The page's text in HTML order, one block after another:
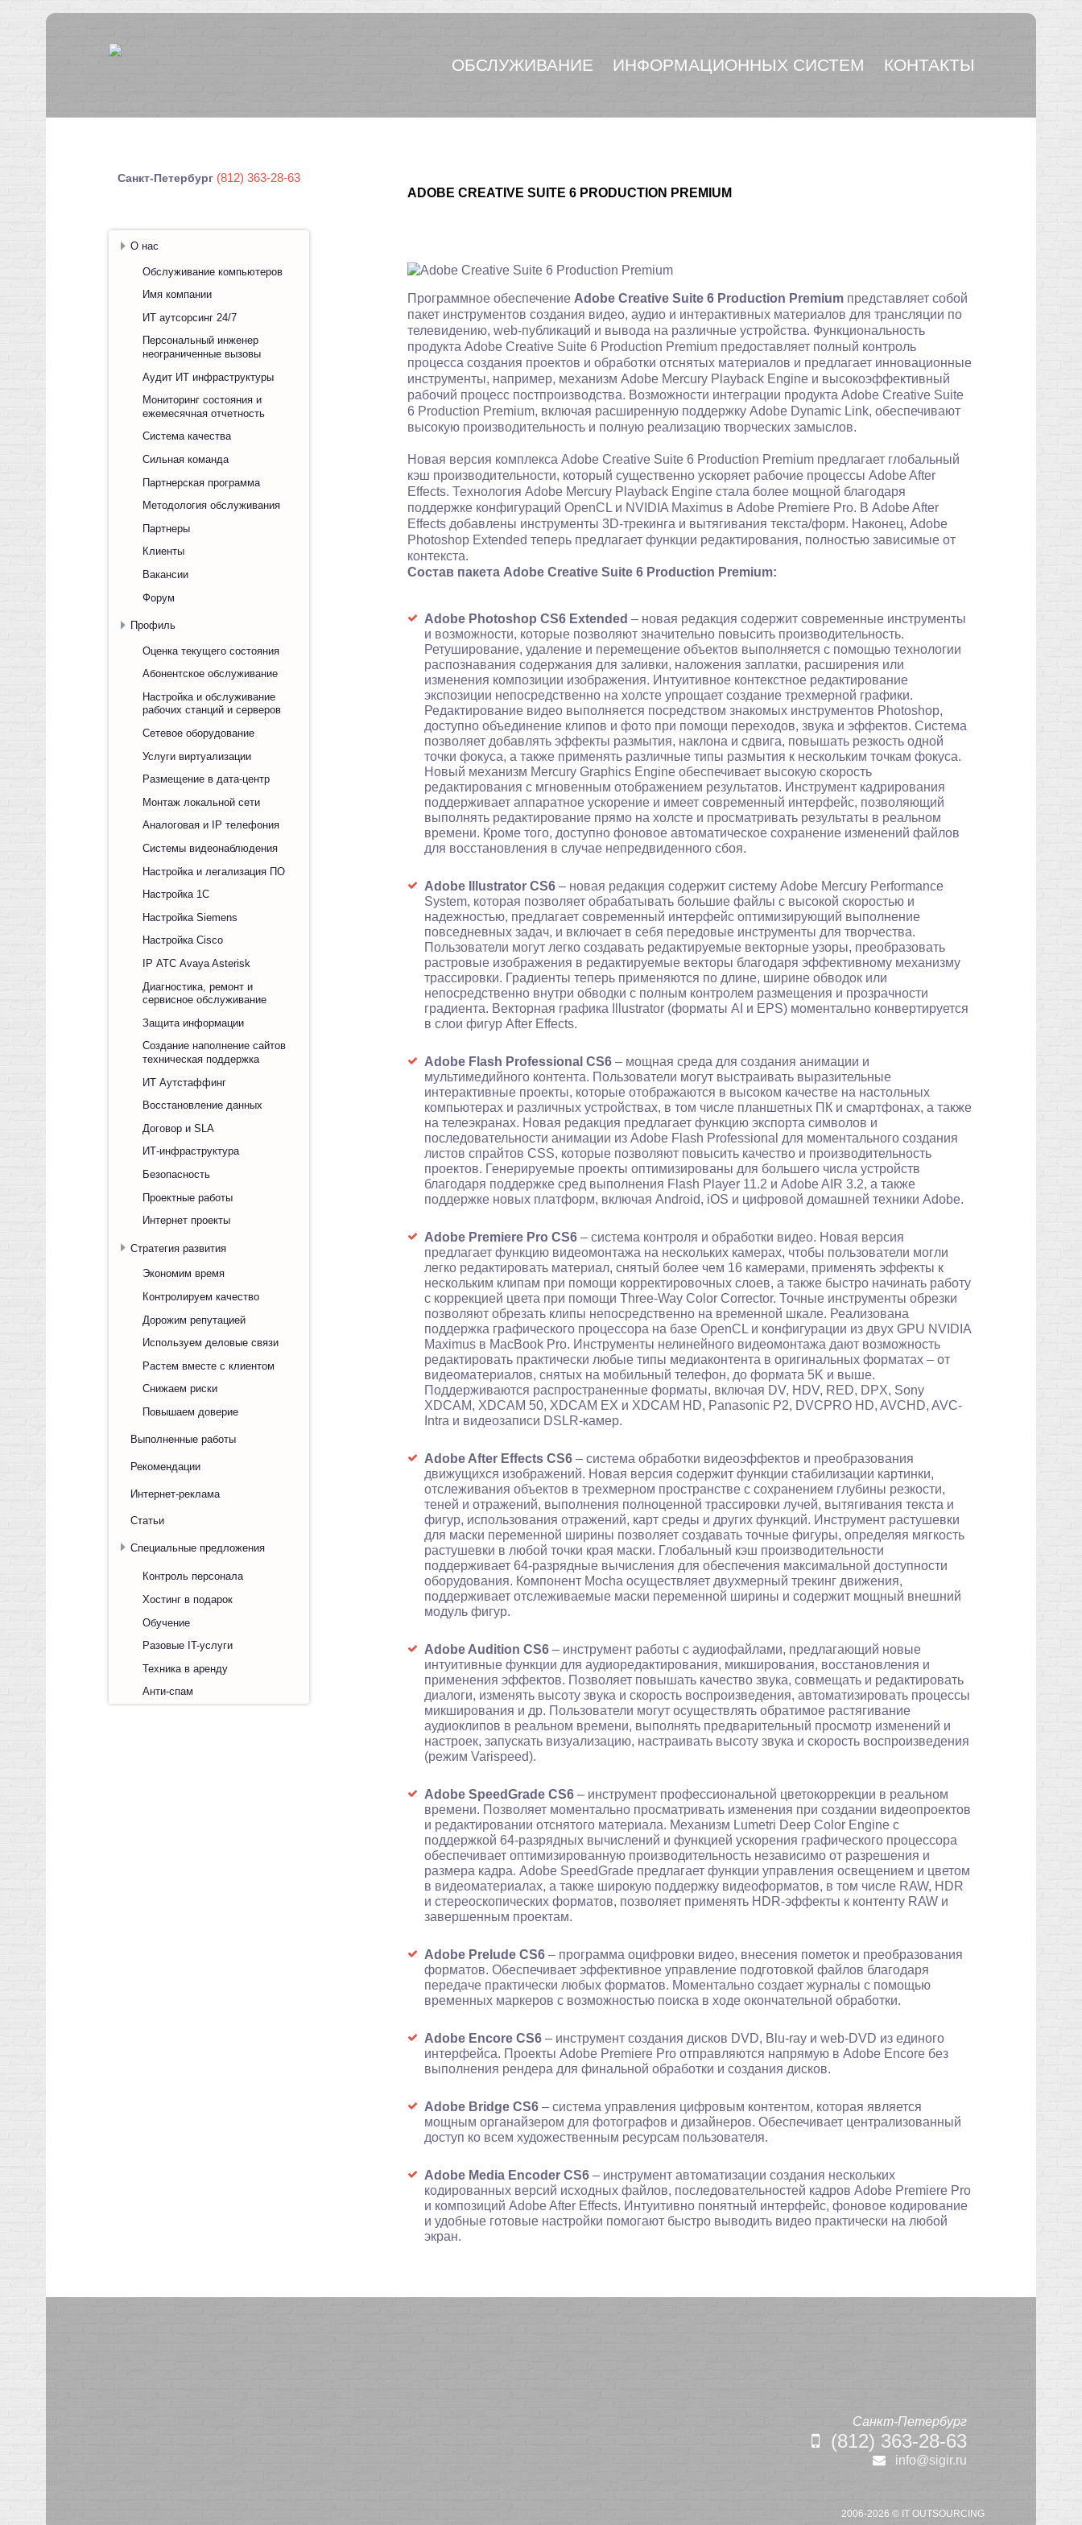
ОБСЛУЖИВАНИЕ ИНФОРМАЦИОННЫХ СИСТЕМ КОНТАКТЫ
ADOBE CREATIVE SUITE 6 PRODUCTION PREMIUM
Программное обеспечение Adobe Creative Suite 6 Production Premiumпредставляет собой
пакет инструментов создания видео, аудио и интерактивных материалов для трансляции по
телевидению, web-публикаций и вывода на различные устройства. Функциональность
продукта Adobe Creative Suite 6 Production Premium предоставляет полный контроль
процесса создания проектов и обработки отснятых материалов и предлагает инновационные
инструменты, например, механизм Adobe Mercury Playback Engine и высокоэффективный
рабочий процесс постпроизводства. Возможности интеграции продукта Adobe Creative Suite
6 Production Premium, включая расширенную поддержку Adobe Dynamic Link, обеспечивают
высокую производительность и полную реализацию творческих замыслов.
Новая версия комплекса Adobe Creative Suite 6 Production Premium предлагает глобальный
кэш производительности, который существенно ускоряет рабочие процессы Adobe After
Effects. Технология Adobe Mercury Playback Engine стала более мощной благодаря
поддержке конфигураций OpenCL и NVIDIA Maximus в Adobe Premiere Pro. В Adobe After
Effects добавлены инструменты 3D-трекинга и вытягивания текста/форм. Наконец, Adobe
Photoshop Extended теперь предлагает функции редактирования, полностью зависимые от
контекста.
Состав пакета Adobe Creative Suite 6 Production Premium:
Adobe Photoshop CS6 Extended – новая редакция содержит современные инструменты
и возможности, которые позволяют значительно повысить производительность.
Ретуширование, удаление и перемещение объектов выполняется с помощью технологии
распознавания содержания для заливки, наложения заплатки, расширения или
изменения композиции изображения. Интуитивное контекстное редактирование
экспозиции непосредственно на холсте упрощает создание трехмерной графики.
Редактирование видео выполняется посредством знакомых инструментов Photoshop,
доступно объединение клипов и фото при помощи переходов, звука и эффектов. Система
позволяет добавлять эффекты размытия, наклона и сдвига, повышать резкость одной
точки фокуса, а также применять различные типы размытия к нескольким точкам фокуса.
Новый механизм Mercury Graphics Engine обеспечивает высокую скорость
редактирования с мгновенным отображением результатов. Инструмент кадрирования
поддерживает аппаратное ускорение и имеет современный интерфейс, позволяющий
выполнять редактирование прямо на холсте и просматривать результаты в реальном
времени. Кроме того, доступно фоновое автоматическое сохранение изменений файлов
для восстановления в случае непредвиденного сбоя.
Adobe Illustrator CS6– новая редакция содержит систему Adobe Mercury Performance
System, которая позволяет обрабатывать большие файлы с высокой скоростью и
надежностью, предлагает современный интерфейс оптимизирующий выполнение
повседневных задач, и включает в себя передовые инструменты для творчества.
Пользователи могут легко создавать редактируемые векторные узоры, преобразовать
растровые изображения в редактируемые векторы благодаря эффективному механизму
трассировки. Градиенты теперь применяются по длине, ширине обводок или
непосредственно внутри обводки с полным контролем размещения и прозрачности
градиента. Векторная графика Illustrator (форматы AI и EPS) моментально конвертируется
в слои фигур After Effects.
Adobe Flash Professional CS6– мощная среда для создания анимации и
мультимедийного контента. Пользователи могут выстраивать выразительные
интерактивные проекты, которые отображаются в высоком качестве на настольных
компьютерах и различных устройствах, в том числе планшетных ПК и смартфонах, а также
на телеэкранах. Новая редакция предлагает функцию экспорта символов и
последовательности анимации из Adobe Flash Professional для моментального создания
листов спрайтов CSS, которые позволяют повысить качество и производительность
проектов. Генерируемые проекты оптимизированы для большего числа устройств
благодаря поддержке сред выполнения Flash Player 11.2 и Adobe AIR 3.2, а также
поддержке новых платформ, включая Android, iOS и цифровой домашней техники Adobe.
Adobe Premiere Pro CS6– система контроля и обработки видео. Новая версия
предлагает функцию видеомонтажа на нескольких камерах, чтобы пользователи могли
легко редактировать материал, снятый более чем 16 камерами, применять эффекты к
нескольким клипам при помощи корректировочных слоев, а также быстро начинать работу
с коррекцией цвета при помощи Three-Way Color Corrector. Точные инструменты обрезки
позволяют обрезать клипы непосредственно на временной шкале. Реализована
поддержка графического процессора на базе OpenCL и конфигурации из двух GPU NVIDIA
Maximus в MacBook Pro. Инструменты нелинейного видеомонтажа дают возможность
редактировать практически любые типы медиаконтента в оригинальных форматах – от
видеоматериалов, снятых на мобильный телефон, до формата 5K и выше.
Поддерживаются распространенные форматы, включая DV, HDV, RED, DPX, Sony
XDCAM, XDCAM 50, XDCAM EX и XDCAM HD, Panasonic P2, DVCPRO HD, AVCHD, AVC-
Intra и видеозаписи DSLR-камер.
Adobe After Effects CS6– система обработки видеоэффектов и преобразования
движущихся изображений. Новая версия содержит функции стабилизации картинки,
отслеживания объектов в трехмерном пространстве с сохранением глубины резкости,
теней и отражений, выполнения полноценной трассировки лучей, вытягивания текста и
фигур, использования отражений, карт среды и других функций. Инструмент растушевки
для маски переменной ширины позволяет создавать точные фигуры, определяя мягкость
растушевки в любой точки края маски. Глобальный кэш производительности
поддерживает 64-разрядные вычисления для обеспечения максимальной доступности
оборудования. Компонент Mocha осуществляет двухмерный трекинг движения,
поддерживает отслеживаемые маски переменной ширины и содержит мощный внешний
модуль фигур.
Adobe Audition CS6– инструмент работы с аудиофайлами, предлагающий новые
интуитивные функции для аудиоредактирования, микширования, восстановления и
применения эффектов. Позволяет повышать качество звука, совмещать и редактировать
диалоги, изменять высоту звука и скорость воспроизведения, автоматизировать процессы
микширования и др. Пользователи могут осуществлять обратимое растягивание
аудиоклипов в реальном времени, выполнять предварительный просмотр изменений и
настроек, запускать визуализацию, настраивать высоту звука и скорость воспроизведения
(режим Varispeed).
Adobe SpeedGrade CS6– инструмент профессиональной цветокоррекции в реальном
времени. Позволяет моментально просматривать изменения при создании видеопроектов
и редактировании отснятого материала. Механизм Lumetri Deep Color Engine с
поддержкой 64-разрядных вычислений и функцией ускорения графического процессора
обеспечивает оптимизированную производительность независимо от разрешения и
размера кадра. Adobe SpeedGrade предлагает функции управления освещением и цветом
в видеоматериалах, а также широкую поддержку видеоформатов, в том числе RAW, HDR
и стереоскопических форматов, позволяет применять HDR-эффекты к контенту RAW и
завершенным проектам.
Adobe Prelude CS6– программа оцифровки видео, внесения пометок и преобразования
форматов. Обеспечивает эффективное управление подготовкой файлов благодаря
передаче практически любых форматов. Моментально создает журналы с помощью
временных маркеров с возможностью поиска в ходе окончательной обработки.
Adobe Encore CS6– инструмент создания дисков DVD, Blu-ray и web-DVD из единого
интерфейса. Проекты Adobe Premiere Pro отправляются напрямую в Adobe Encore без
выполнения рендера для финальной обработки и создания дисков.
Adobe Bridge CS6– система управления цифровым контентом, которая является
мощным органайзером для фотографов и дизайнеров. Обеспечивает централизованный
доступ ко всем художественным ресурсам пользователя.
Adobe Media Encoder CS6– инструмент автоматизации создания нескольких
кодированных версий исходных файлов, последовательностей кадров Adobe Premiere Pro
и композиций Adobe After Effects. Интуитивно понятный интерфейс, фоновое кодирование
и удобные готовые настройки помогают быстро выводить видео практически на любой
экран.
Санкт-Петербург (812) 363-28-63
О нас
Обслуживание компьютеров
Имя компании
ИТ аутсорсинг 24/7
Персональный инженер
неограниченные вызовы
Аудит ИТ инфраструктуры
Мониторинг состояния и
ежемесячная отчетность
Система качества
Сильная команда
Партнерская программа
Методология обслуживания
Партнеры
Клиенты
Вакансии
Форум
Профиль
Оценка текущего состояния
Абонентское обслуживание
Настройка и обслуживание
рабочих станций и серверов
Сетевое оборудование
Услуги виртуализации
Размещение в дата-центр
Монтаж локальной сети
Аналоговая и IP телефония
Системы видеонаблюдения
Настройка и легализация ПО
Настройка 1С
Настройка Siemens
Настройка Cisco
IP АТС Avaya Asterisk
Диагностика, ремонт и
сервисное обслуживание
Защита информации
Создание наполнение сайтов
техническая поддержка
ИТ Аутстаффинг
Восстановление данных
Договор и SLA
ИТ-инфраструктура
Безопасность
Проектные работы
Интернет проекты
Стратегия развития
Экономим время
Контролируем качество
Дорожим репутацией
Используем деловые связи
Растем вместе с клиентом
Снижаем риски
Повышаем доверие
Выполненные работы
Рекомендации
Интернет-реклама
Статьи
Специальные предложения
Контроль персонала
Хостинг в подарок
Обучение
Разовые IT-услуги
Техника в аренду
Анти-спам
Санкт-Петербург
(812) 363-28-63
info@sigir.ru
2006-2026 © IT OUTSOURCING